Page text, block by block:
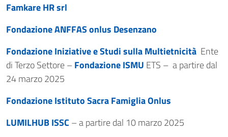
Famkare HR srl
Fondazione ANFFAS onlus Desenzano
Fondazione Iniziative e Studi sulla Multietnicità Ente
di Terzo Settore –Fondazione ISMU ETS – a partire dal
24 marzo 2025
Fondazione Istituto Sacra Famiglia Onlus
LUMILHUB ISSC – a partire dal 10 marzo 2025